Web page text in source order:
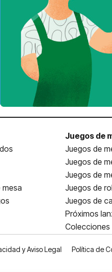
mesa
Juegos de
Juegos de
Juegos de
Juegos de
Juegos de rol
Juegos de
Próximos
Colecciones
y Aviso Legal Política de